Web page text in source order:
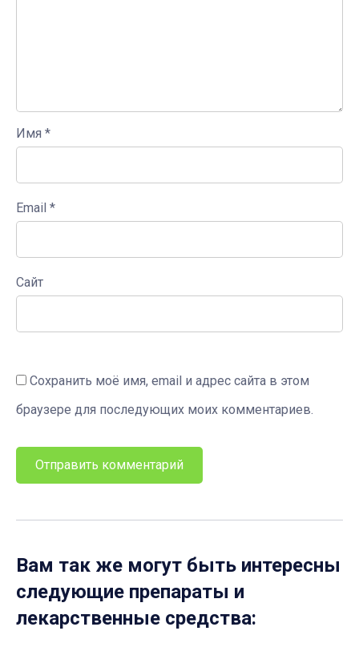
Имя *
Email *
Сайт
Сохранить моё имя, email и адрес сайта в этом
браузере для последующих моих комментариев.
Вам так же могут быть интересны
следующие препараты и
лекарственные средства: